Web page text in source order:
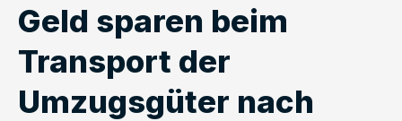
Geld sparen beim
Transport der
Umzugsgüter nach